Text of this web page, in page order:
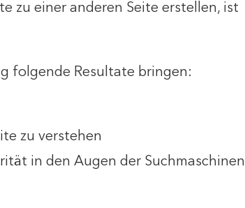
zu einer anderen Seite erstellen, ist
folgende Resultate bringen:
zu verstehen
in den Augen der Suchmaschinen